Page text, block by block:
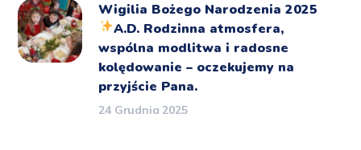
Wigilia Bożego Narodzenia 2025
A.D. Rodzinna atmosfera,
wspólna modlitwa i radosne
kolędowanie – oczekujemy na
przyjście Pana.
24 Grudnia 2025